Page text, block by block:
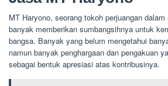
MT Haryono, seorang tokoh perjuangan
banyak memberikan sumbangsihnya untuk
bangsa. Banyak yang belum mengetahui
namun banyak penghargaan dan pengakuan
sebagai bentuk apresiasi atas kontribusinya.